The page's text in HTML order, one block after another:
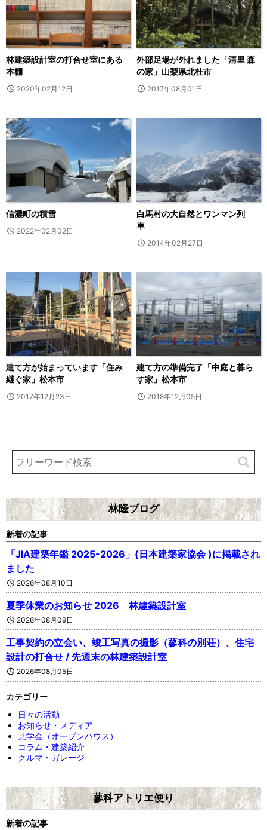
林建築設計室の打合せ室にある
本棚
2020年02月12日
外部足場が外れました「清里 森
の家」山梨県北杜市
2017年08月01日
信濃町の積雪
2022年02月02日
白馬村の大自然とワンマン列
車
2014年02月27日
建て方が始まっています「住み
継ぐ家」松本市
2017年12月23日
建て方の準備完了「中庭と暮ら
す家」松本市
2018年12月05日
林隆ブログ
新着の記事
「JIA建築年鑑 2025-2026」(日本建築家協会 )に掲載され
ました
2026年08月10日
夏季休業のお知らせ 2026 林建築設計室
2026年08月09日
工事契約の立会い、竣工写真の撮影（蓼科の別荘）、住宅
設計の打合せ / 先週末の林建築設計室
2026年08月05日
カテゴリー
日々の活動
お知らせ・メディア
見学会（オープンハウス）
コラム・建築紹介
クルマ・ガレージ
蓼科アトリエ便り
新着の記事